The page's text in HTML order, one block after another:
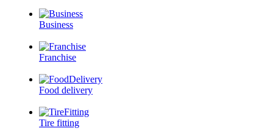
Business
Franchise
Food delivery
Tire fitting